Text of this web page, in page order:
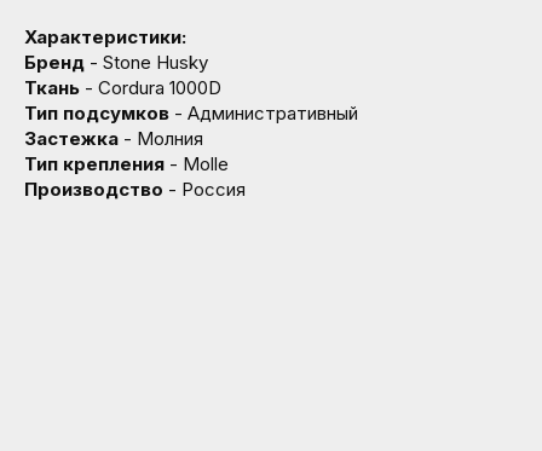
Характеристики:
Бренд - Stone Husky
Ткань - Cordura 1000D
Тип подсумков - Административный
Застежка - Молния
Тип крепления - Molle
Производство - Россия